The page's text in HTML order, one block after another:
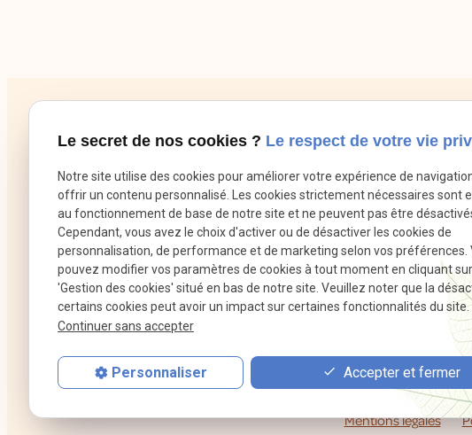
Mes
call
pin_drop
schedule
Mentions légales
Le secret de nos cookies ? Le respect de votre vie
Notre site utilise des cookies pour améliorer votre expérience de
offrir un contenu personnalisé. Les cookies strictement nécessaires sont
au fonctionnement de base de notre site et ne peuvent pas être
Cependant, vous avez le choix d'activer ou de désactiver les cookies de
personnalisation, de performance et de marketing selon vos préférences.
pouvez modifier vos paramètres de cookies à tout moment en cliquant
'Gestion des cookies' situé en bas de notre site. Veuillez noter que la
certains cookies peut avoir un impact sur certaines fonctionnalités du site.
Continuer sans accepter
Personnaliser Accepter et fermer